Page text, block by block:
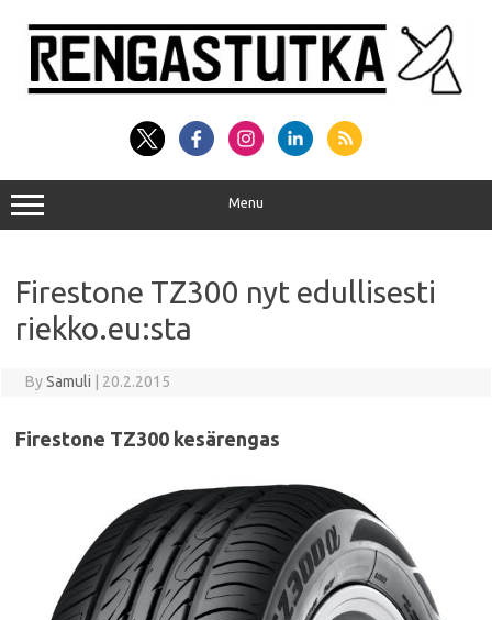
content
Menu
Firestone TZ300 nyt edullisesti
riekko.eu:sta
BySamuli 20.2.2015
Firestone TZ300 kesärengas